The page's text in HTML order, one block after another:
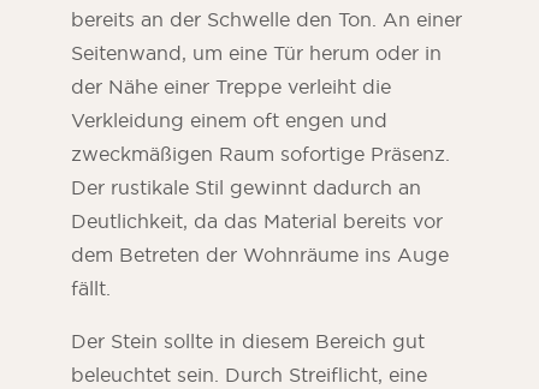
bereits an der Schwelle den Ton. An einer
Seitenwand, um eine Tür herum oder in
der Nähe einer Treppe verleiht die
Verkleidung einem oft engen und
zweckmäßigen Raum sofortige Präsenz.
Der rustikale Stil gewinnt dadurch an
Deutlichkeit, da das Material bereits vor
dem Betreten der Wohnräume ins Auge
fällt.
Der Stein sollte in diesem Bereich gut
beleuchtet sein. Durch Streiflicht, eine